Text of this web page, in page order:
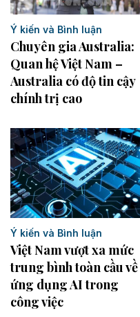
Ý kiến và Bình luận
Chuyên gia Australia:
Quan hệ Việt Nam –
Australia có độ tin cậy
chính trị cao
Ý kiến và Bình luận
Việt Nam vượt xa mức
trung bình toàn cầu về
ứng dụng AI trong
công việc